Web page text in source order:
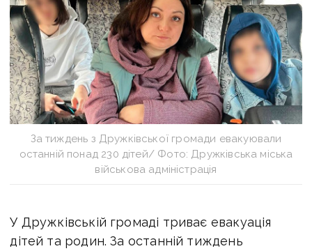
За тиждень з Дружківської громади евакуювали
останній понад 230 дітей/ Фото: Дружківська міська
військова адміністрація
У Дружківській громаді триває евакуація
дітей та родин. За останній тиждень